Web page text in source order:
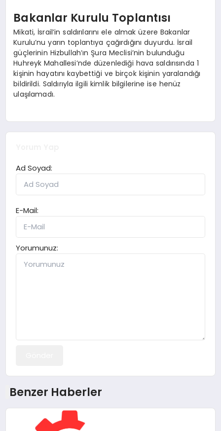
Bakanlar Kurulu Toplantısı
Mikati, İsrail’in saldırılarını ele almak üzere Bakanlar
Kurulu’nu yarın toplantıya çağırdığını duyurdu. İsrail
güçlerinin Hizbullah’ın Şura Meclisi’nin bulunduğu
Huhreyk Mahallesi’nde düzenlediği hava saldırısında 1
kişinin hayatını kaybettiği ve birçok kişinin yaralandığı
bildirildi. Saldırıyla ilgili kimlik bilgilerine ise henüz
ulaşılamadı.
Ad Soyad:
E-Mail:
Yorumunuz:
Benzer Haberler